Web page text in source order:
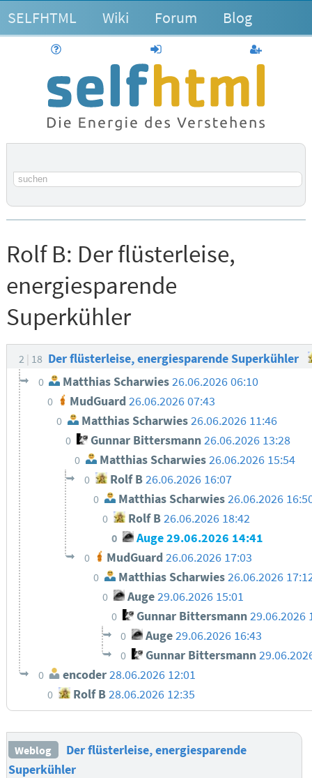
SELFHTML Wiki Forum Blog
anmelden
Suchbegriff
Rolf B: Der flüsterleise,
energiesparende
Superkühler
2 18 Der flüsterleise, energiesparende Superkühler
0 Matthias Scharwies26.06.2026 06:10
0 MudGuard 26.06.2026 07:43
0 Matthias Scharwies26.06.2026 11:46
0 Gunnar Bittersmann26.06.2026 13:28
0 Matthias Scharwies26.06.2026 15:54
0 Rolf B26.06.2026 16:07
0 Matthias Scharwies 26.06.2026
0 Rolf B 26.06.2026 18:42
0 Auge29.06.2026 14:41
0 MudGuard 26.06.2026 17:03
0 Matthias Scharwies 26.06.2026
0 Auge29.06.2026 15:01
0 Gunnar Bittersmann29.06.2026
0 Auge29.06.2026 16:43
0 Gunnar Bittersmann
0 encoder28.06.2026 12:01
0 Rolf B28.06.2026 12:35
Weblog
Der flüsterleise, energiesparende
Superkühler